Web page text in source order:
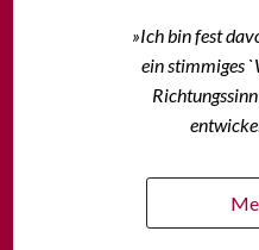
»Ich bin fest
ein stimmiges